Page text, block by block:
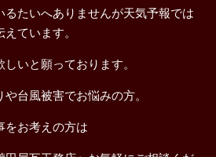
るたいへありませんが天気予報では
ています。
いと願っております。
台風被害でお悩みの方。
をお考えの方は